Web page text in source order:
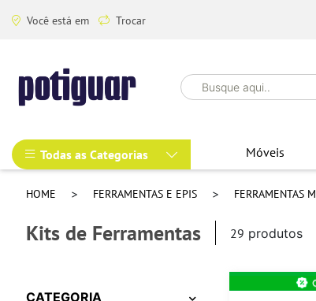
Você está em Trocar
Todas as Categorias Móveis
HOME FERRAMENTAS E EPIS FERRAMENTAS
Kits de Ferramentas 29 produtos
CATEGORIA